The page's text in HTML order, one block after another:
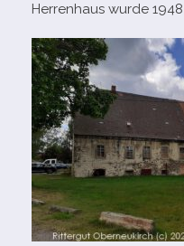
Herrenhaus wurde